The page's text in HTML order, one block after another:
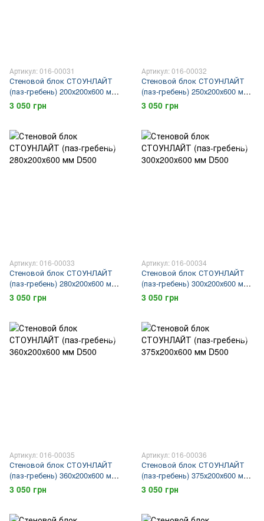
Артикул: 016-00031
Стеновой блок СТОУНЛАЙТ
(паз-гребень) 200х200х600 мм
D500
3 050 грн
Артикул: 016-00032
Стеновой блок СТОУНЛАЙТ
(паз-гребень) 250х200х600 мм
D500
3 050 грн
Артикул: 016-00033
Стеновой блок СТОУНЛАЙТ
(паз-гребень) 280х200х600 мм
D500
3 050 грн
Артикул: 016-00034
Стеновой блок СТОУНЛАЙТ
(паз-гребень) 300х200х600 мм
D500
3 050 грн
Артикул: 016-00035
Стеновой блок СТОУНЛАЙТ
(паз-гребень) 360х200х600 мм
D500
3 050 грн
Артикул: 016-00036
Стеновой блок СТОУНЛАЙТ
(паз-гребень) 375х200х600 мм
D500
3 050 грн